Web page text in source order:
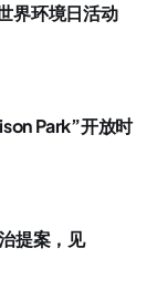
界环境日活动
Park”开放时
提案，见